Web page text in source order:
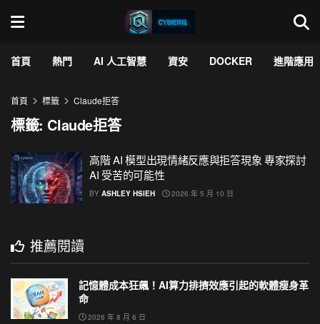
首頁 熱門 AI 人工智慧 資安 DOCKER 進階應用
首頁 標籤 Claude拒答
標籤: Claude拒答
高階 AI 模型出現情緒反應與拒答現象 專家探討
AI 受苦的可能性
BY ASHLEY HSIEH 2026 年 5 月 10 日
推薦閱讀
記憶體成本狂飆！AI算力排擠效應引起的軟體瘦身革
命
2026 年 8 月 6 日